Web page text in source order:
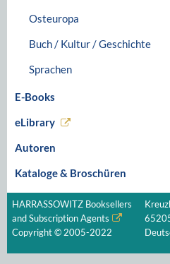
Osteuropa
Buch / Kultur / Geschichte
Sprachen
E-Books
eLibrary
Autoren
Kataloge & Broschüren
HARRASSOWITZ Booksellers
and Subscription Agents
Copyright © 2005-2022